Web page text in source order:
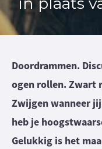
Doordrammen.
ogen rollen. Zwart
Zwijgen wanneer
heb je
Gelukkig is het